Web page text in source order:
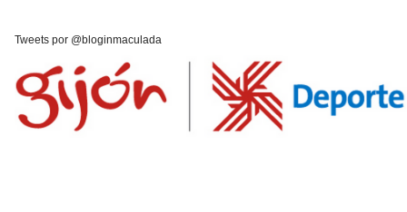
Tweets por @bloginmaculada